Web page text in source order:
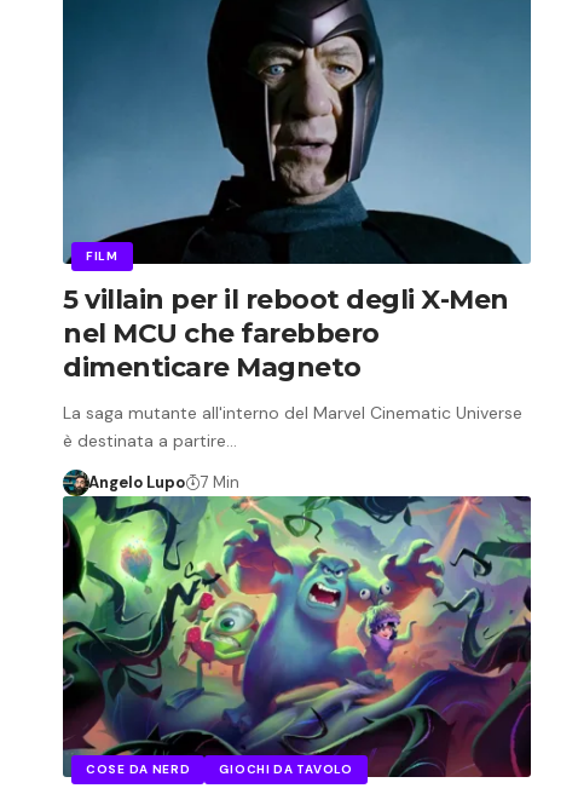
FILM
5 villain per il reboot degli X-Men
nel MCU che farebbero
dimenticare Magneto
La saga mutante all'interno del Marvel Cinematic Universe
è destinata a partire…
Angelo Lupo 7 Min
COSE DA NERD GIOCHI DA TAVOLO